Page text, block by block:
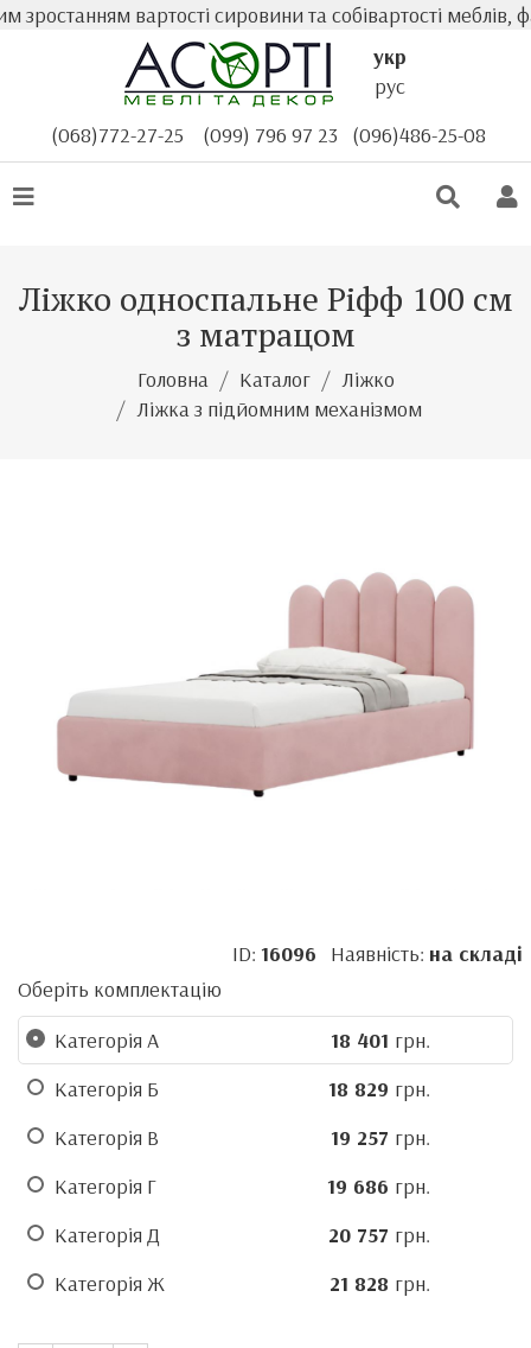
вартості сировини та собівартості меблів,
укр
рус
(068)772-27-25
(099) 796 97 23 (096)486-25-08
Ліжко односпальне Ріфф 100 см
з матрацом
Головна Каталог
Ліжко
Ліжка з підйомним механізмом
ID: 16096 Наявність: на складі
Оберіть комплектацію
Категорія А
18 401 грн.
Категорія Б
18 829 грн.
Категорія В
19 257 грн.
Категорія Г
19 686 грн.
Категорія Д
20 757 грн.
Категорія Ж
21 828 грн.